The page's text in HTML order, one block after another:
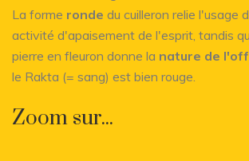
La forme ronde du cuilleron relie l'usage
activité d'apaisement de l'esprit, tandis
pierre en fleuron donne la nature de
le Rakta (= sang) est bien rouge.
Zoom sur...